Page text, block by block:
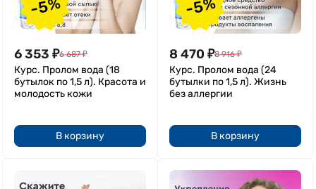
-5%
6 353 ₽6 687 ₽
Курс. Пролом вода (18
бутылок по 1,5 л). Красота и
молодость кожи
В корзину
-5%
8 470 ₽8 916 ₽
Курс. Пролом вода (24
бутылки по 1,5 л). Жизнь
без аллергии
В корзину